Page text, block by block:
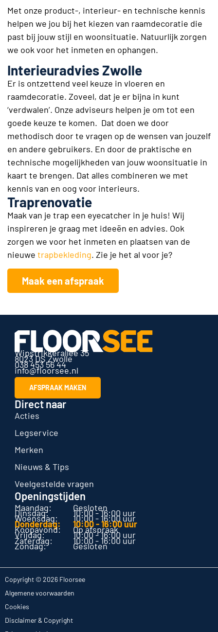
Met onze product-, interieur- en technische kennis
helpen we jou bij het kiezen van raamdecoratie die
past bij jouw stijl en woonsituatie. Natuurlijk zorgen
we ook voor het inmeten en ophangen.
Interieuradvies Zwolle
Er is ontzettend veel keuze in vloeren en
raamdecoratie. Zoveel, dat je er bijna in kunt
‘verdwalen’. Onze adviseurs helpen je om tot een
goede keuze te komen. Dat doen we door
methodisch door te vragen op de wensen van jouzelf
en andere gebruikers. En door de praktische en
technische mogelijkheden van jouw woonsituatie in
kaart te brengen. Dat alles combineren we met
kennis van en oog voor interieurs.
Traprenovatie
Maak van je trap een eyecatcher in je huis! Wij
inspireren je graag met ideeën en advies. Ook
zorgen we voor het inmeten en plaatsen van de
nieuwe trapbekleding. Zie je het al voor je?
Maak een afspraak
Wipstrikkerallee 35
8023 DS Zwolle
038 453 56 44
info@floorsee.nl
AFSPRAAK MAKEN
Openingstijden
Maandag: Gesloten
Dinsdag: 10:00 - 16:00 uur
Woensdag: 10:00 - 16:00 uur
Donderdag: 10:00 - 16:00 uur
Koopavond: Op afspraak
Vrijdag: 10:00 - 16:00 uur
Zaterdag: 10:00 - 16:00 uur
Zondag: Gesloten
Direct naar
Acties
Legservice
Merken
Nieuws & Tips
Veelgestelde vragen
Copyright © 2026 Floorsee
Algemene voorwaarden
Cookies
Disclaimer & Copyright